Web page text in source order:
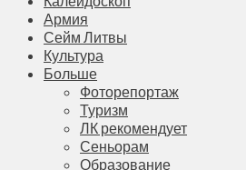
Армия
Сейм Литвы
Культура
Больше
Фоторепортаж
Туризм
ЛК рекомендует
Сеньорам
Образование